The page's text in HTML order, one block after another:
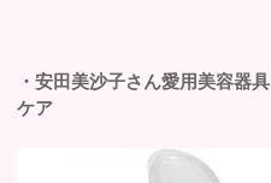
・安田美沙子さん愛用美容器
ケア